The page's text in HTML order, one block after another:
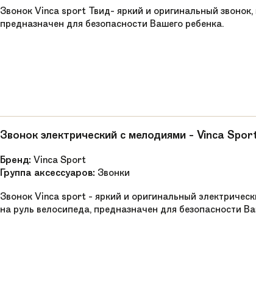
Звонок Vinca sport Твид- яркий и оригинальный
предназначен для безопасности Вашего ребенка.
Звонок электрический с мелодиями - Vinca
Бренд: Vinca Sport
Группа аксессуаров: Звонки
Звонок Vinca sport - яркий и оригинальный
на руль велосипеда, предназначен для безопасности